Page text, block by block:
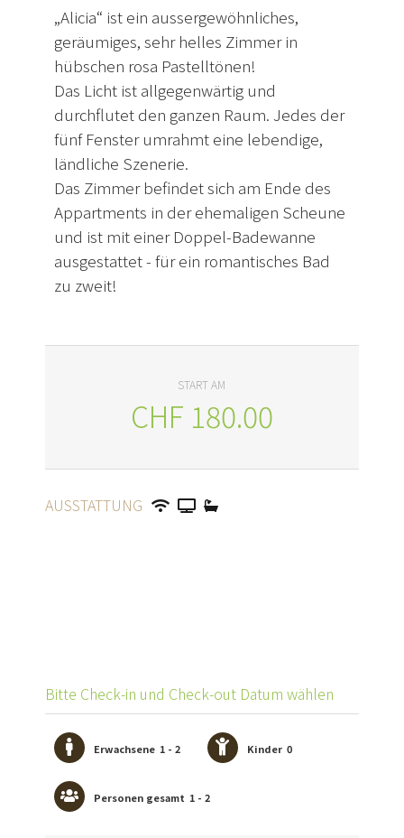
„Alicia“ ist ein aussergewöhnliches,
geräumiges, sehr helles Zimmer in
hübschen rosa Pastelltönen!
Das Licht ist allgegenwärtig und
durchflutet den ganzen Raum. Jedes der
fünf Fenster umrahmt eine lebendige,
ländliche Szenerie.
Das Zimmer befindet sich am Ende des
Appartments in der ehemaligen Scheune
und ist mit einer Doppel-Badewanne
ausgestattet - für ein romantisches Bad
zu zweit!
START AM
CHF 180.00
AUSSTATTUNG
Bitte Check-in und Check-out Datum wählen
Erwachsene 1 - 2 Kinder 0
Personen gesamt 1 - 2